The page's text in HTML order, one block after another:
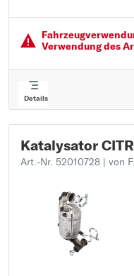
EG/ECE - gerecht:
Verwendung des
Details
Katalysator
Art.-Nr. 52010728 | von